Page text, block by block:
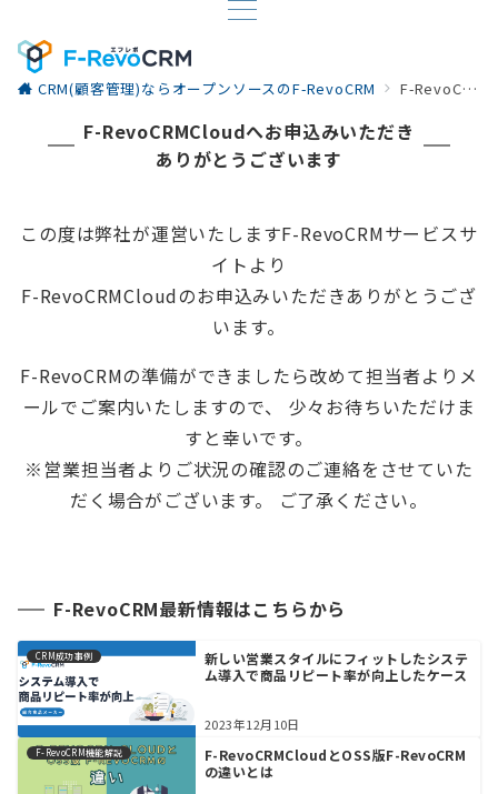
CRM(顧客管理)ならオープンソースのF-RevoCRM F-RevoCRMCloudへのお申込み ありがとうございます。
F-RevoCRMCloudへお申込みいただき
ありがとうございます
この度は弊社が運営いたしますF-RevoCRMサービスサ
イトより
F-RevoCRMCloudのお申込みいただきありがとうござ
います。
F-RevoCRMの準備ができましたら改めて担当者よりメ
ールでご案内いたしますので、 少々お待ちいただけま
すと幸いです。
※営業担当者よりご状況の確認のご連絡をさせていた
だく場合がございます。 ご了承ください。
F-RevoCRM最新情報はこちらから
CRM成功事例
新しい営業スタイルにフィットしたシステ
ム導入で商品リピート率が向上したケース
2023年12月10日
F-RevoCRM機能解説
F-RevoCRMCloudとOSS版F-RevoCRM
の違いとは